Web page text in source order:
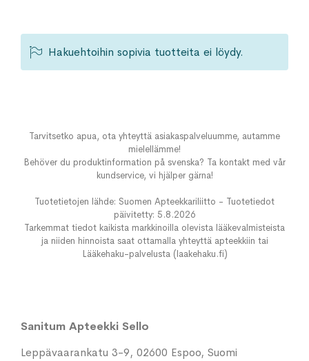
Hakuehtoihin sopivia tuotteita ei löydy.
Tarvitsetko apua, ota yhteyttä asiakaspalveluumme, autamme
mielellämme!
Behöver du produktinformation på svenska? Ta kontakt med vår
kundservice, vi hjälper gärna!
Tuotetietojen lähde: Suomen Apteekkariliitto - Tuotetiedot
päivitetty: 5.8.2026
Tarkemmat tiedot kaikista markkinoilla olevista lääkevalmisteista
ja niiden hinnoista saat ottamalla yhteyttä apteekkiin tai
Lääkehaku-palvelusta (laakehaku.fi)
Sanitum Apteekki Sello
Leppävaarankatu 3-9, 02600 Espoo, Suomi